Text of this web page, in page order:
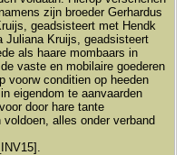
zijn broeder Gerhardus
geadsisteert met Hendk
Juliana Kruijs, geadsisteert
als haare mombaars in
vaste en mobilaire goederen
voorw conditien op heeden
eigendom te aanvaarden
door hare tante
voldoen, alles onder verband